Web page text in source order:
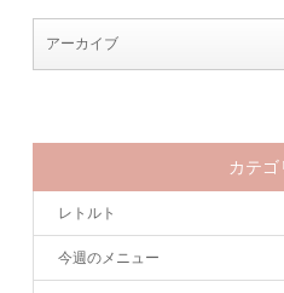
カテゴ
レトルト
今週のメニュー